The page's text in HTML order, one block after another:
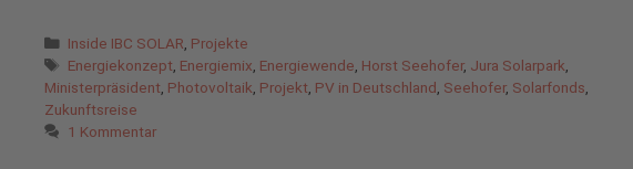
Kategorien
Inside IBC SOLAR Projekte
Schlagwörter
Energiekonzept Energiemix Energiewende Horst Seehofer, Jura Solarpark
Ministerpräsident Photovoltaik Projekt PV in Deutschland Seehofer, Solarfonds
Zukunftsreise
1 Kommentar